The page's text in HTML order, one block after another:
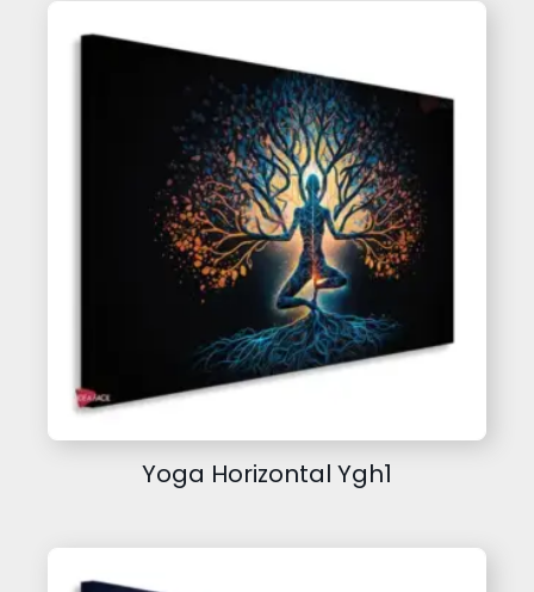
Yoga Horizontal Ygh1